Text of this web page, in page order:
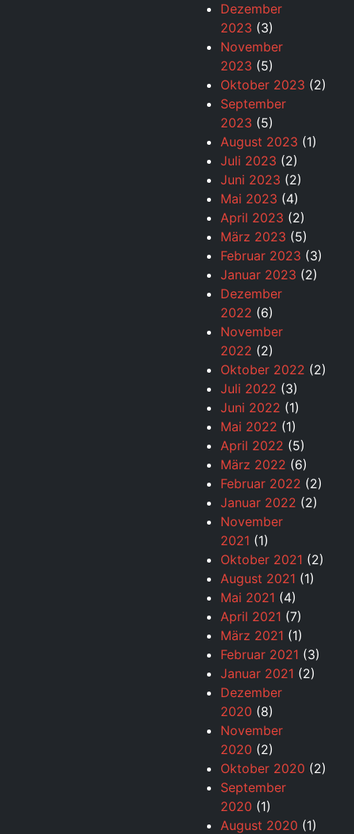
Dezember
2023 (3)
November
2023 (5)
Oktober 2023 (2)
September
2023 (5)
August 2023 (1)
Juli 2023 (2)
Juni 2023 (2)
Mai 2023 (4)
April 2023 (2)
März 2023 (5)
Februar 2023 (3)
Januar 2023 (2)
Dezember
2022 (6)
November
2022 (2)
Oktober 2022 (2)
Juli 2022 (3)
Juni 2022 (1)
Mai 2022 (1)
April 2022 (5)
März 2022 (6)
Februar 2022 (2)
Januar 2022 (2)
November
2021 (1)
Oktober 2021 (2)
August 2021 (1)
Mai 2021 (4)
April 2021 (7)
März 2021 (1)
Februar 2021 (3)
Januar 2021 (2)
Dezember
2020 (8)
November
2020 (2)
Oktober 2020 (2)
September
2020 (1)
August 2020 (1)